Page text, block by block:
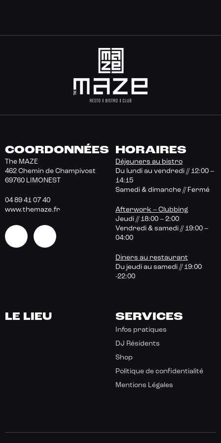
COORDONNÉES
The MAZE
462 Chemin de Champivost
69760 LIMONEST
04 89 41 07 40
www.themaze.fr
HORAIRES
Déjeuners au bistro
Du lundi au vendredi // 12:00 –
14:15
Samedi & dimanche // Fermé
Afterwork – Clubbing
Jeudi // 18:00 – 2:00
Vendredi & samedi // 19:00 –
04:00
Diners au restaurant
Du jeudi au samedi // 19:00
-22:00
LE LIEU SERVICES
Infos pratiques
DJ Résidents
Shop
Politique de confidentialité
Mentions Légales